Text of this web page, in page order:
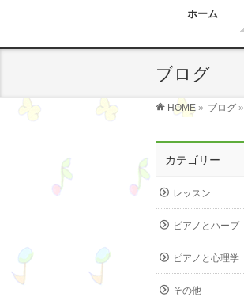
ホーム
ブログ
HOME » ブログ »
カテゴリー
レッスン
ピアノとハープ
ピアノと心理学
その他